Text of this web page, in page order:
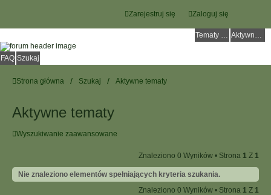
Zaloguj się
Zarejestruj się
Tematy bez odpowiedzi Aktywne tematy
FAQ Szukaj
Strona główna Szukaj Aktywne tematy
Aktywne tematy
Wyszukiwanie zaawansowane
Znaleziono 0 Wyników • Strona 1 Z 1
Nie znaleziono elementów spełniających kryteria szukania.
Znaleziono 0 Wyników • Strona 1 Z 1